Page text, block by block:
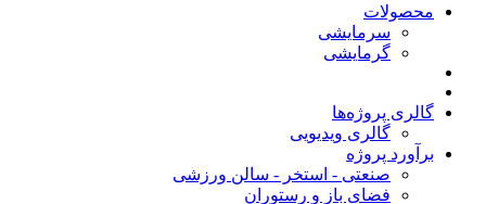
محصولات
سرمایشی
گرمایشی
گالری پروژه‌ها
گالری ویدیویی
برآورد پروژه
صنعتی - استخر - سالن ورزشی
فضای باز و رستوران